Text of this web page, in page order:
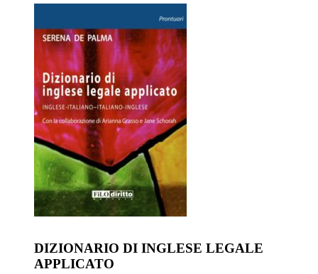
DIZIONARIO DI INGLESE LEGALE
APPLICATO